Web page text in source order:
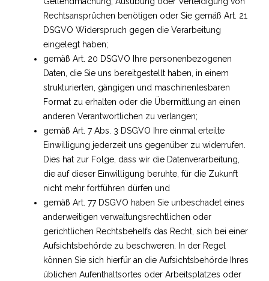
Rechtsansprüchen benötigen oder Sie gemäß Art. 21
DSGVO Widerspruch gegen die Verarbeitung
eingelegt haben;
gemäß Art. 20 DSGVO Ihre personenbezogenen
Daten, die Sie uns bereitgestellt haben, in einem
strukturierten, gängigen und maschinenlesbaren
Format zu erhalten oder die Übermittlung an einen
anderen Verantwortlichen zu verlangen;
gemäß Art. 7 Abs. 3 DSGVO Ihre einmal erteilte
Einwilligung jederzeit uns gegenüber zu widerrufen.
Dies hat zur Folge, dass wir die Datenverarbeitung,
die auf dieser Einwilligung beruhte, für die Zukunft
nicht mehr fortführen dürfen und
gemäß Art. 77 DSGVO haben Sie unbeschadet eines
anderweitigen verwaltungsrechtlichen oder
gerichtlichen Rechtsbehelfs das Recht, sich bei einer
Aufsichtsbehörde zu beschweren. In der Regel
können Sie sich hierfür an die Aufsichtsbehörde Ihres
üblichen Aufenthaltsortes oder Arbeitsplatzes oder